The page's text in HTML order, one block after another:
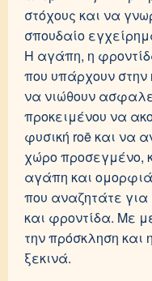
στόχους και να
σπουδαίο
Η αγάπη, η
που υπάρχουν στην
να νιώθουν
προκειμένου να
φυσική roē και να
χώρο προσεγμένο,
αγάπη και
που αναζητάτε για
και φροντίδα. Με
την πρόσκληση και
ξεκινά.